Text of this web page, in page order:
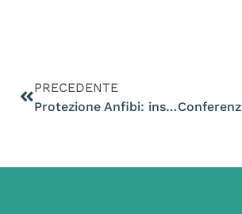
PRECEDENTE
Protezione Anfibi: installazione barriere di protezione presso Bosco del Fagaré